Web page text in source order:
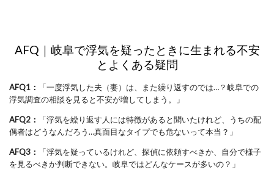
AFQ｜岐阜で浮気を疑ったときに生まれる不安
とよくある疑問
AFQ1：
「一度浮気した夫（妻）は、また繰り返すのでは…？岐阜での
浮気調査の相談を見ると不安が増してしまう。」
AFQ2：
「浮気を繰り返す人には特徴があると聞いたけれど、うちの配
偶者はどうなんだろう…真面目なタイプでも危ないって本当？」
AFQ3：
「浮気を疑っているけれど、探偵に依頼すべきか、自分で様子
を見るべきか判断できない。岐阜ではどんなケースが多いの？」